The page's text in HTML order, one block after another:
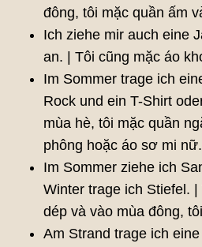
đông, tôi mặc quần ấm
Ich ziehe mir auch eine
an. | Tôi cũng mặc áo
Im Sommer trage ich
Rock und ein T-Shirt
mùa hè, tôi mặc quần
phông hoặc áo sơ mi nữ.
Im Sommer ziehe ich
Winter trage ich Stiefel.
dép và vào mùa đông,
Am Strand trage ich